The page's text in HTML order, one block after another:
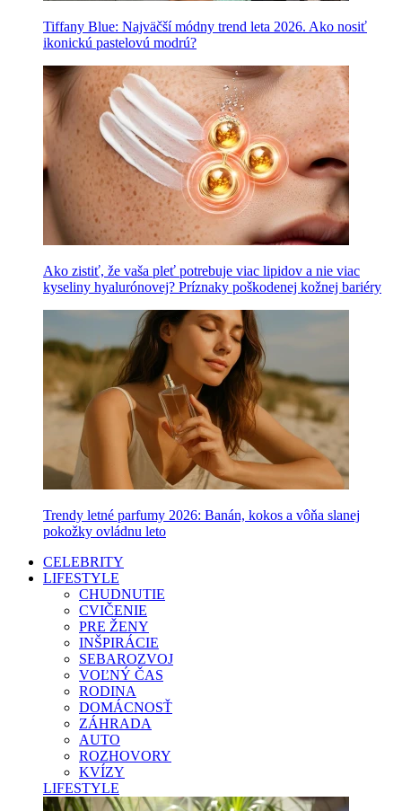
Tiffany Blue: Najväčší módny trend leta 2026. Ako nosiť
ikonickú pastelovú modrú?
Ako zistiť, že vaša pleť potrebuje viac lipidov a nie viac
kyseliny hyalurónovej? Príznaky poškodenej kožnej bariéry
Trendy letné parfumy 2026: Banán, kokos a vôňa slanej
pokožky ovládnu leto
CELEBRITY
LIFESTYLE
CHUDNUTIE
CVIČENIE
PRE ŽENY
INŠPIRÁCIE
SEBAROZVOJ
VOĽNÝ ČAS
RODINA
DOMÁCNOSŤ
ZÁHRADA
AUTO
ROZHOVORY
KVÍZY
LIFESTYLE